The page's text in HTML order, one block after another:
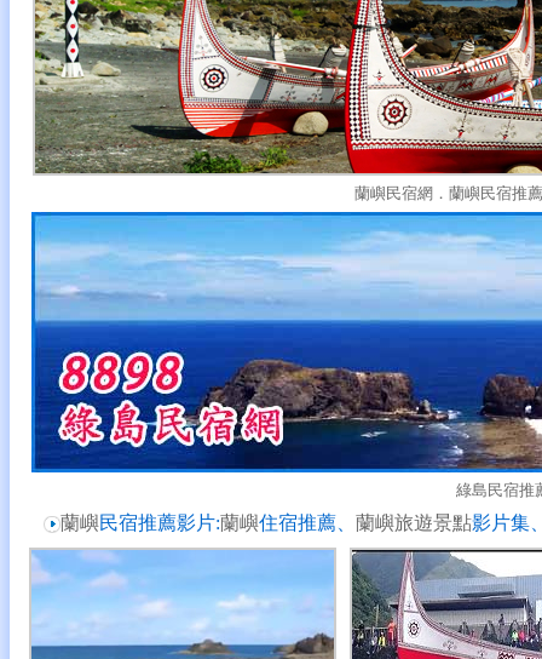
蘭嶼民宿網．蘭嶼民宿推
綠島民宿推
蘭嶼民宿推薦影片:蘭嶼住宿推薦、 蘭嶼旅遊景點影片集